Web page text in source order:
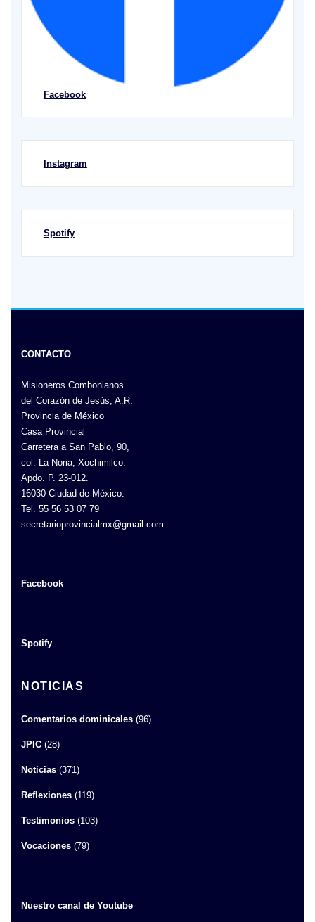
Facebook
Instagram
Spotify
CONTACTO
Misioneros Combonianos
del Corazón de Jesús, A.R.
Provincia de México
Casa Provincial
Carretera a San Pablo, 90,
col. La Noria, Xochimilco.
Apdo. P. 23-012.
16030 Ciudad de México.
Tel. 55 56 53 07 79
secretarioprovincialmx@gmail.com
Facebook
Spotify
NOTICIAS
Comentarios dominicales (96)
JPIC (28)
Noticias (371)
Reflexiones (119)
Testimonios (103)
Vocaciones (79)
Nuestro canal de Youtube